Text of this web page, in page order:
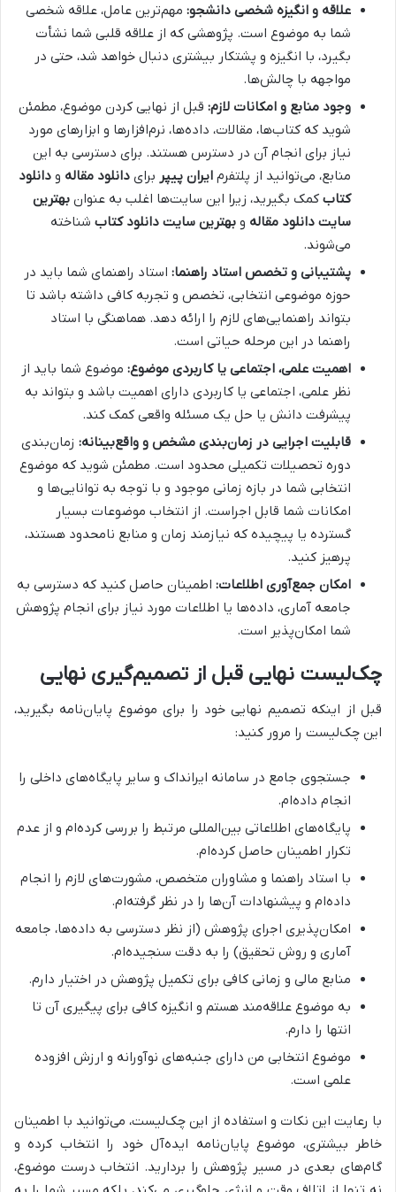
علاقه و انگیزه شخصی دانشجو: مهم‌ترین عامل، علاقه شخصی
شما به موضوع است. پژوهشی که از علاقه قلبی شما نشأت
بگیرد، با انگیزه و پشتکار بیشتری دنبال خواهد شد، حتی در
مواجهه با چالش‌ها.
وجود منابع و امکانات لازم: قبل از نهایی کردن موضوع، مطمئن
شوید که کتاب‌ها، مقالات، داده‌ها، نرم‌افزارها و ابزارهای مورد
نیاز برای انجام آن در دسترس هستند. برای دسترسی به این
منابع، می‌توانید از پلتفرم ایران پیپر برای دانلود مقاله و دانلود
کتاب کمک بگیرید، زیرا این سایت‌ها اغلب به عنوان بهترین
سایت دانلود مقاله و بهترین سایت دانلود کتاب شناخته
می‌شوند.
پشتیبانی و تخصص استاد راهنما: استاد راهنمای شما باید در
حوزه موضوعی انتخابی، تخصص و تجربه کافی داشته باشد تا
بتواند راهنمایی‌های لازم را ارائه دهد. هماهنگی با استاد
راهنما در این مرحله حیاتی است.
اهمیت علمی، اجتماعی یا کاربردی موضوع: موضوع شما باید از
نظر علمی، اجتماعی یا کاربردی دارای اهمیت باشد و بتواند به
پیشرفت دانش یا حل یک مسئله واقعی کمک کند.
قابلیت اجرایی در زمان‌بندی مشخص و واقع‌بینانه: زمان‌بندی
دوره تحصیلات تکمیلی محدود است. مطمئن شوید که موضوع
انتخابی شما در بازه زمانی موجود و با توجه به توانایی‌ها و
امکانات شما قابل اجراست. از انتخاب موضوعات بسیار
گسترده یا پیچیده که نیازمند زمان و منابع نامحدود هستند،
پرهیز کنید.
امکان جمع‌آوری اطلاعات: اطمینان حاصل کنید که دسترسی به
جامعه آماری، داده‌ها یا اطلاعات مورد نیاز برای انجام پژوهش
شما امکان‌پذیر است.
چک‌لیست نهایی قبل از تصمیم‌گیری نهایی
قبل از اینکه تصمیم نهایی خود را برای موضوع پایان‌نامه بگیرید،
این چک‌لیست را مرور کنید:
جستجوی جامع در سامانه ایرانداک و سایر پایگاه‌های داخلی را
انجام داده‌ام.
پایگاه‌های اطلاعاتی بین‌المللی مرتبط را بررسی کرده‌ام و از عدم
تکرار اطمینان حاصل کرده‌ام.
با استاد راهنما و مشاوران متخصص، مشورت‌های لازم را انجام
داده‌ام و پیشنهادات آن‌ها را در نظر گرفته‌ام.
امکان‌پذیری اجرای پژوهش (از نظر دسترسی به داده‌ها، جامعه
آماری و روش تحقیق) را به دقت سنجیده‌ام.
منابع مالی و زمانی کافی برای تکمیل پژوهش در اختیار دارم.
به موضوع علاقه‌مند هستم و انگیزه کافی برای پیگیری آن تا
انتها را دارم.
موضوع انتخابی من دارای جنبه‌های نوآورانه و ارزش افزوده
علمی است.
با رعایت این نکات و استفاده از این چک‌لیست، می‌توانید با اطمینان
خاطر بیشتری، موضوع پایان‌نامه ایده‌آل خود را انتخاب کرده و
گام‌های بعدی در مسیر پژوهش را بردارید. انتخاب درست موضوع،